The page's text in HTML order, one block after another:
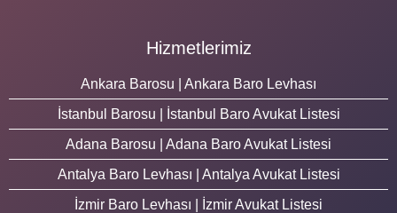
Hizmetlerimiz
Ankara Barosu | Ankara Baro Levhası
İstanbul Barosu | İstanbul Baro Avukat Listesi
Adana Barosu | Adana Baro Avukat Listesi
Antalya Baro Levhası | Antalya Avukat Listesi
İzmir Baro Levhası | İzmir Avukat Listesi